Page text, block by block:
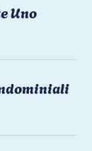
Uno